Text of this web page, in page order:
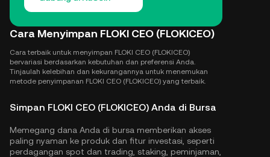
Cara Menyimpan FLOKI CEO (FLOKICEO)
Cara terbaik untuk menyimpan FLOKI CEO (FLOKICEO)
bervariasi berdasarkan kebutuhan dan preferensi Anda.
Tinjaulah kelebihan dan kekurangannya untuk menemukan
metode penyimpanan FLOKI CEO (FLOKICEO) yang terbaik.
Simpan FLOKI CEO (FLOKICEO) Anda di Bursa
Memegang dana Anda di bursa memberikan akses
paling nyaman ke produk dan fitur investasi, seperti
perdagangan spot dan trading, staking, peminjaman,